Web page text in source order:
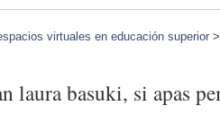
virtuales en educación superior
laura basuki, si apas